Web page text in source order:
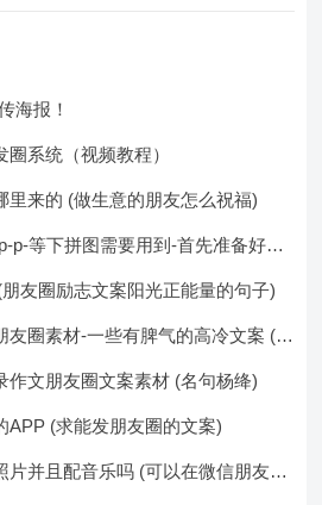
海报！
圈系统（视频教程）
里来的 (做生意的朋友怎么祝福)
p-等下拼图需要用到-首先准备好最
得话-1-p-可以准备好45张的不同图
友圈励志文案阳光正能量的句子)
友圈素材-一些有脾气的高冷文案 (成
作文朋友圈文案素材 (名句杨绛)
APP (求能发朋友圈的文案)
片并且配音乐吗 (可以在微信朋友圈